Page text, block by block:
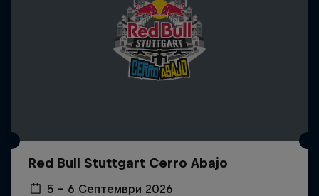
Red Bull Stuttgart Cerro Abajo
5 – 6 Септември 2026